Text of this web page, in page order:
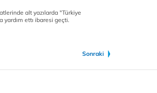
alt yazılarda "Türkiye
yardım ettı ibaresi geçti.
Sonraki